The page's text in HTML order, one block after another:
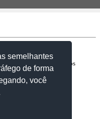
semelhantes
de forma
você
Todos os direitos